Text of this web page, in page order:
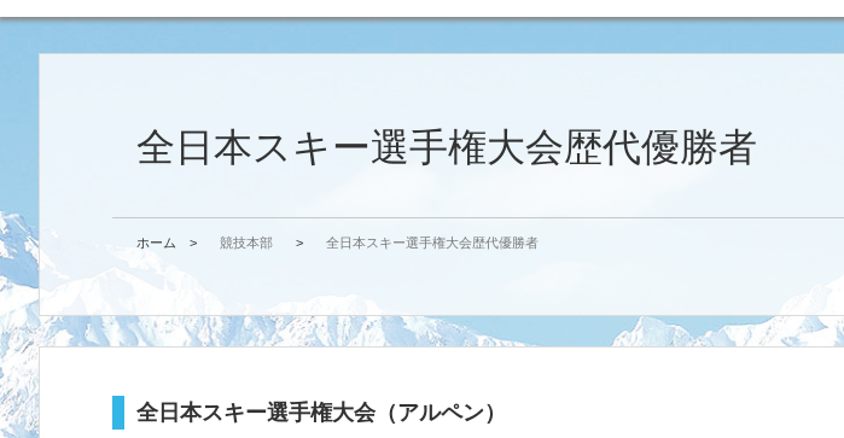
全日本スキー選手権大会歴代優勝者
ホーム > 競技本部 > 全日本スキー選手権大会歴代優勝者
全日本スキー選手権大会（アルペン）